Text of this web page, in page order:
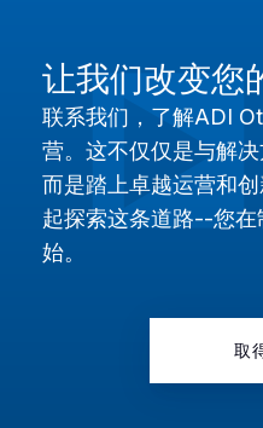
让我们改变您
联系我们，了解ADI
营。这不仅仅是与解
而是踏上卓越运营和
起探索这条道路--您
始。
取